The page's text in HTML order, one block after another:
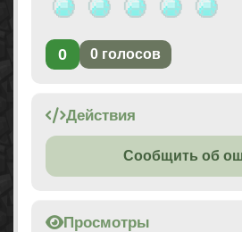
0 0 голосов
Действия
Сообщить об
Просмотры